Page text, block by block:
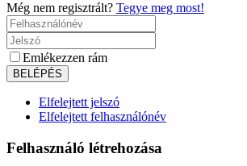
Még nem regisztrált? Tegye meg most!
Emlékezzen rám
Elfelejtett jelszó
Elfelejtett felhasználónév
Felhasználó létrehozása